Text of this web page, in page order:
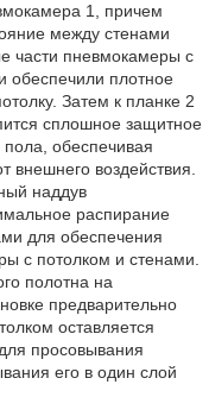
1, причем
между стенами
части пневмокамеры с
обеспечили плотное
Затем к планке 2
сплошное защитное
пола, обеспечивая
внешнего воздействия.
наддув
распирание
для обеспечения
с потолком и стенами.
полотна на
предварительно
оставляется
просовывания
его в один слой